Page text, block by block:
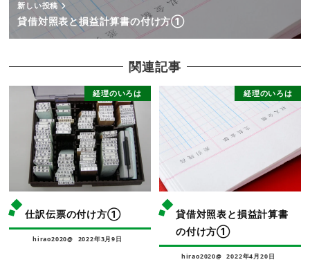
新しい投稿
貸借対照表と損益計算書の付け方①
関連記事
経理のいろは
仕訳伝票の付け方①
hirao2020@ 2022年3月9日
経理のいろは
貸借対照表と損益計算書
の付け方①
hirao2020@ 2022年4月20日